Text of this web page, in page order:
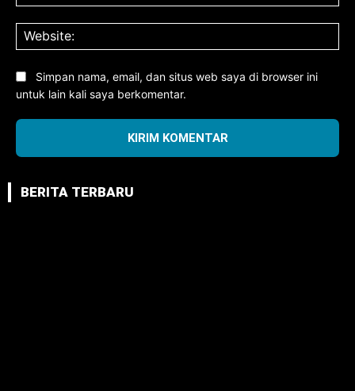
Simpan nama, email, dan situs web saya di browser ini
untuk lain kali saya berkomentar.
BERITA TERBARU